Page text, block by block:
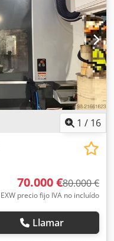
1 / 16
70.000 €80.000 €
EXW precio fijo IVA no incluído
Llamar